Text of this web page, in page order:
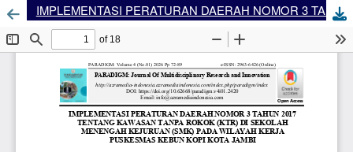
IMPLEMENTASI PERATURAN DAERAH NOMOR 3 TAHUN 2017 TENTANG KAWASAN TANPA ROKOK (KTR) DI SEKOLAH MENENGAH KEJURUAN (SMK) PADA WILAYAH KERJA PUSKESMAS KEBUN KOPI KOTA JAMBI